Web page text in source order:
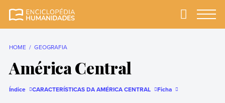
completa e mais
Primary
HOME GEOGRAFIA
América Central
Índice CARACTERÍSTICAS DA AMÉRICA CENTRAL Ficha